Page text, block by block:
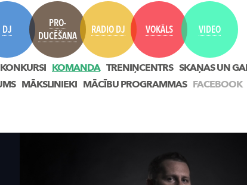
DJ
PRO-
DUCĒŠANA
RADIO DJ VOKĀLS VIDEO
KONKURSI KOMANDA TRENIŅCENTRS SKAŅAS UN
MĀKSLINIEKI MĀCĪBU PROGRAMMAS FACEBOOK